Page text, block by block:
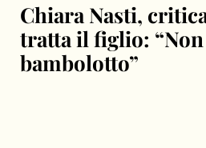
Chiara Nasti,
tratta il figlio:
bambolotto”